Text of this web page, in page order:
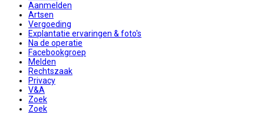
Aanmelden
Artsen
Vergoeding
Explantatie ervaringen & foto's
Na de operatie
Facebookgroep
Melden
Rechtszaak
Privacy
V&A
Zoek
Zoek